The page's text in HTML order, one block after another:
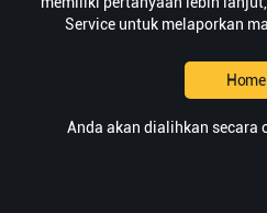
Service untuk melaporkan
Home
Anda akan dialihkan secara